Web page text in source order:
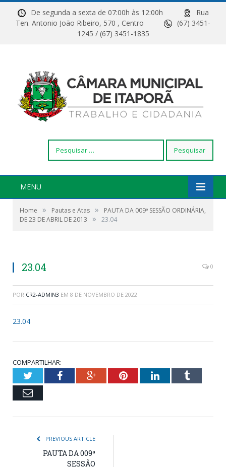
De segunda a sexta de 07:00h às 12:00h
Rua
Ten. Antonio João Ribeiro, 570 , Centro
(67) 3451-
1245 / (67) 3451-1835
por:
MENU
Home » Pautas e Atas »
PAUTA DA 009ª SESSÃO ORDINÁRIA,
DE 23 DE ABRIL DE 2013
» 23.04
23.04 0
POR CR2-ADMIN3 EM 8 DE NOVEMBRO DE 2022
23.04
COMPARTILHAR:
TwitterFacebookGoogle+PinterestLinkedInTumblr
Email
PREVIOUS ARTICLE
PAUTA DA 009ª
SESSÃO